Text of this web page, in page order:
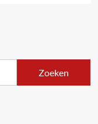
Zoeken